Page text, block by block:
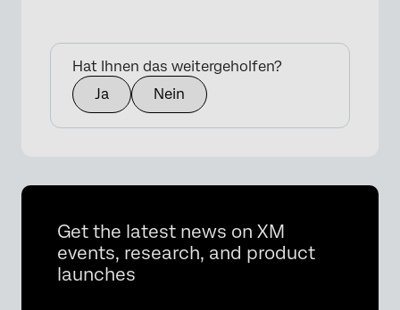
Hat Ihnen das weitergeholfen?
Ja
Nein
Get the latest news on XM
events, research, and product
launches